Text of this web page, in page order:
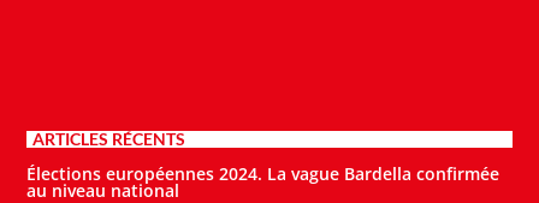
ARTICLES RÉCENTS
Élections européennes 2024. La vague Bardella confirmée
au niveau national